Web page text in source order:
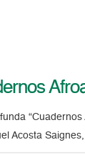
Acosta